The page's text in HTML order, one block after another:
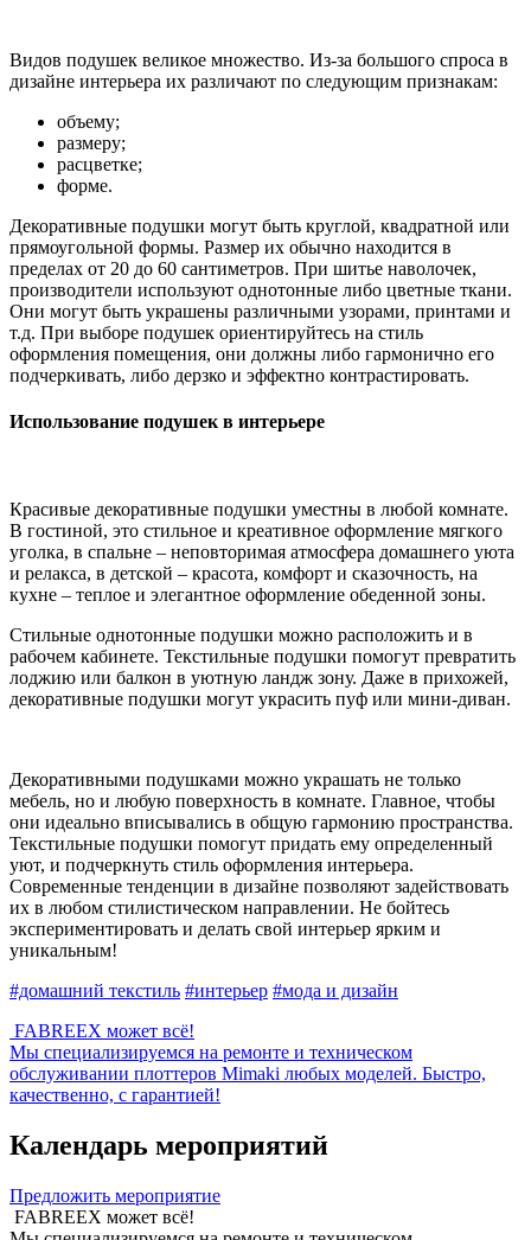
Видов подушек великое множество. Из-за большого спроса в
дизайне интерьера их различают по следующим признакам:
объему;
размеру;
расцветке;
форме.
Декоративные подушки могут быть круглой, квадратной или
прямоугольной формы. Размер их обычно находится в
пределах от 20 до 60 сантиметров. При шитье наволочек,
производители используют однотонные либо цветные ткани.
Они могут быть украшены различными узорами, принтами и
т.д. При выборе подушек ориентируйтесь на стиль
оформления помещения, они должны либо гармонично его
подчеркивать, либо дерзко и эффектно контрастировать.
Использование подушек в интерьере
Красивые декоративные подушки уместны в любой комнате.
В гостиной, это стильное и креативное оформление мягкого
уголка, в спальне – неповторимая атмосфера домашнего уюта
и релакса, в детской – красота, комфорт и сказочность, на
кухне – теплое и элегантное оформление обеденной зоны.
Стильные однотонные подушки можно расположить и в
рабочем кабинете. Текстильные подушки помогут превратить
лоджию или балкон в уютную ландж зону. Даже в прихожей,
декоративные подушки могут украсить пуф или мини-диван.
Декоративными подушками можно украшать не только
мебель, но и любую поверхность в комнате. Главное, чтобы
они идеально вписывались в общую гармонию пространства.
Текстильные подушки помогут придать ему определенный
уют, и подчеркнуть стиль оформления интерьера.
Современные тенденции в дизайне позволяют задействовать
их в любом стилистическом направлении. Не бойтесь
экспериментировать и делать свой интерьер ярким и
уникальным!
#домашний текстиль #интерьер #мода и дизайн
FABREEX может всё!
Мы специализируемся на ремонте и техническом
обслуживании плоттеров Mimaki любых моделей. Быстро,
качественно, с гарантией!
Календарь мероприятий
Предложить мероприятие
FABREEX может всё!